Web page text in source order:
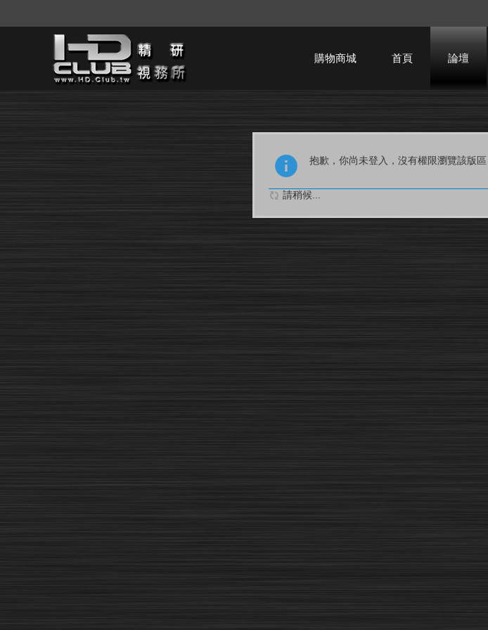
購物商城 首頁 論壇
抱歉，你尚未登入，沒有權限瀏覽該版區
請稍候...